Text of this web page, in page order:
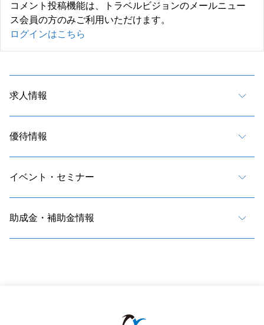
コメント投稿機能は、トラベルビジョンのメールニュー
ス会員の方のみご利用いただけます。
ログインはこちら
求人情報
優待情報
イベント・セミナー
助成金・補助金情報